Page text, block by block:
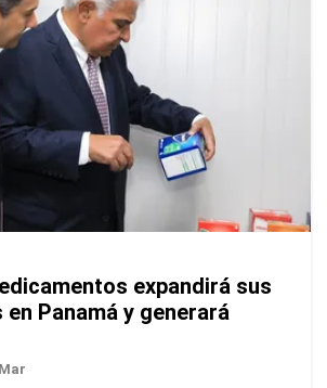
expandirá sus
Panamá y generará